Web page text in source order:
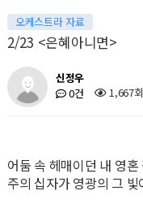
오케스트라 자료
2/23 <은혜아니면>
신정우
0건
1,667회
어둠 속 헤매이던 내 영
주의 십자가 영광의 그